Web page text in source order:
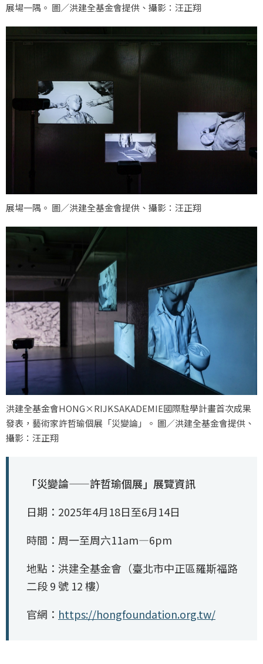
展場一隅。 圖／洪建全基金會提供、攝影：汪正翔
展場一隅。 圖／洪建全基金會提供、攝影：汪正翔
洪建全基金會HONG×RIJKSAKADEMIE國際駐學計畫首次成果
發表，藝術家許哲瑜個展「災變論」。 圖／洪建全基金會提供、
攝影：汪正翔
「災變論——許哲瑜個展」展覽資訊
日期：2025年4月18日至6月14日
時間：周一至周六11am—6pm
地點：洪建全基金會（臺北市中正區羅斯福路
二段 9 號 12 樓）
官網： https://hongfoundation.org.tw/